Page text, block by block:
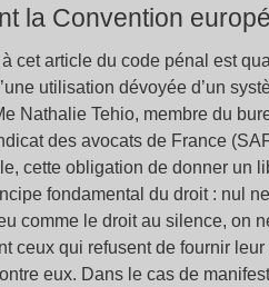
la Convention
cet article du code pénal est
utilisation dévoyée d’un
Nathalie Tehio, membre du
des avocats de France
cette obligation de donner un
fondamental du droit : nul
comme le droit au silence, on
ceux qui refusent de fournir
eux. Dans le cas de